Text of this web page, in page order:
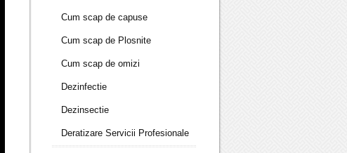
Cum scap de capuse
Cum scap de Plosnite
Cum scap de omizi
Dezinfectie
Dezinsectie
Deratizare Servicii Profesionale